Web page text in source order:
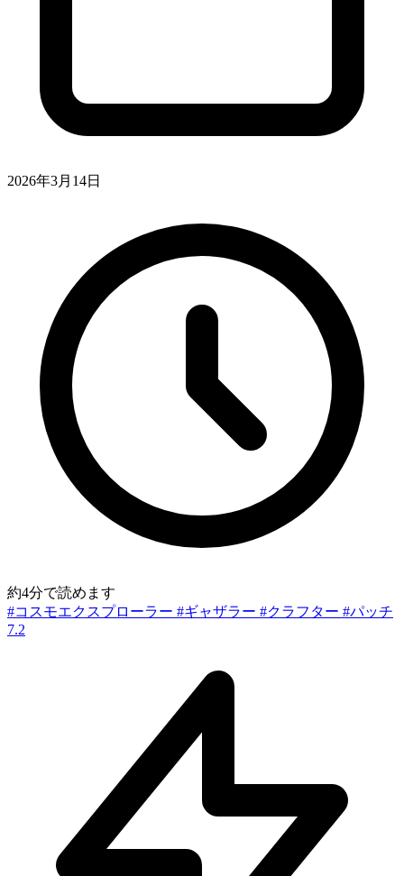
2026年3月14日
約4分で読めます
#コスモエクスプローラー #ギャザラー #クラフター #パッチ
7.2